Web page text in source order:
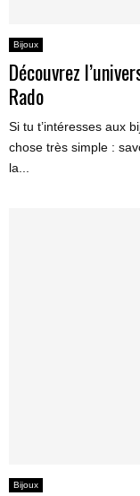
Bijoux
Découvrez
Rado
Si tu t’intéresses aux
chose très simple :
la...
Bijoux